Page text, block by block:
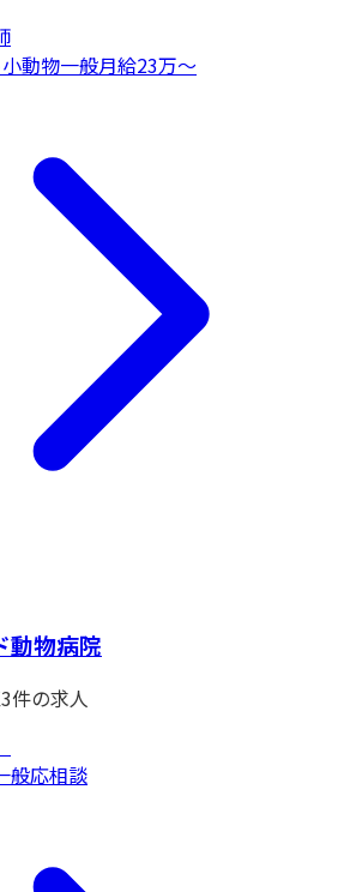
小動物一般月給23万〜
動物病院
3件の求人
般応相談